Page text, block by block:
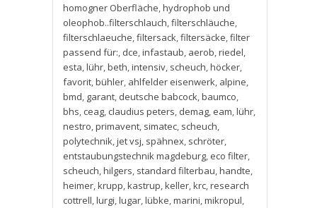
homogner Oberfläche,hydrophob und
oleophob..filterschlauch,filterschläuche,
filterschlaeuche,filtersack,filtersäcke,filter
passend für:, dce,infastaub, aerob,riedel,
esta,lühr,beth,intensiv, scheuch,höcker,
favorit,bühler, ahlfelder eisenwerk, alpine,
bmd, garant, deutsche babcock,baumco,
bhs, ceag, claudius peters, demag, eam,lühr,
nestro,primavent, simatec, scheuch,
polytechnik,jet vsj, spähnex, schröter,
entstaubungstechnik magdeburg, eco filter,
scheuch,hilgers, standard filterbau,handte,
heimer,krupp,kastrup,keller,krc,research
cottrell,lurgi,lugar,lübke,marini,mikropul,